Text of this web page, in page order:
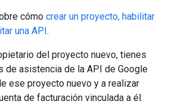
cómo crear un proyecto, habilitar
una API.
del proyecto nuevo, tienes
de asistencia de la API de Google
ese proyecto nuevo y a realizar
de facturación vinculada a él.